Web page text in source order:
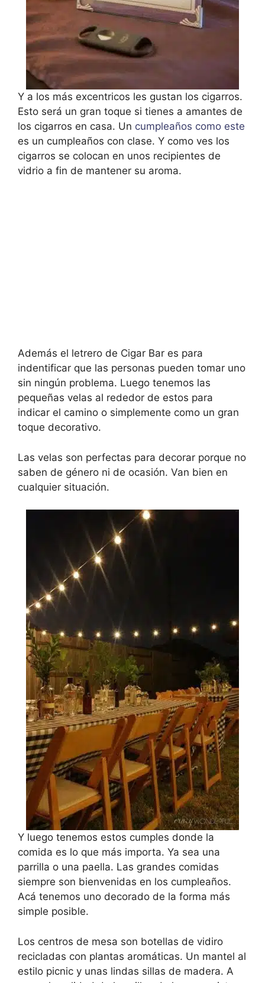
Y a los más excentricos les gustan los cigarros.
Esto será un gran toque si tienes a amantes de
los cigarros en casa. Un cumpleaños como este
es un cumpleaños con clase. Y como ves los
cigarros se colocan en unos recipientes de
vidrio a fin de mantener su aroma.
Además el letrero de Cigar Bar es para
indentificar que las personas pueden tomar uno
sin ningún problema. Luego tenemos las
pequeñas velas al rededor de estos para
indicar el camino o simplemente como un gran
toque decorativo.
Las velas son perfectas para decorar porque no
saben de género ni de ocasión. Van bien en
cualquier situación.
Y luego tenemos estos cumples donde la
comida es lo que más importa. Ya sea una
parrilla o una paella. Las grandes comidas
siempre son bienvenidas en los cumpleaños.
Acá tenemos uno decorado de la forma más
simple posible.
Los centros de mesa son botellas de vidiro
recicladas con plantas aromáticas. Un mantel al
estilo picnic y unas lindas sillas de madera. A